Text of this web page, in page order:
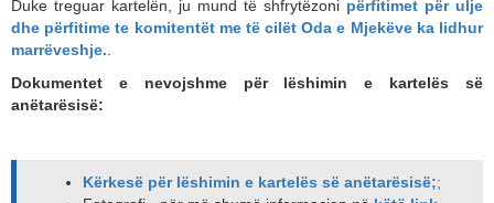
Duke treguar kartelën, ju mund të shfrytëzoni përfitimet për ulje
dhe përfitimе te komitentët me të cilët Oda e Mjekëve ka lidhur
marrëveshje.
Dokumentet e nevojshme për lëshimin e kartelës së
anëtarësisë:
Kërkesë për lëshimin e kartelës së anëtarësisë;;